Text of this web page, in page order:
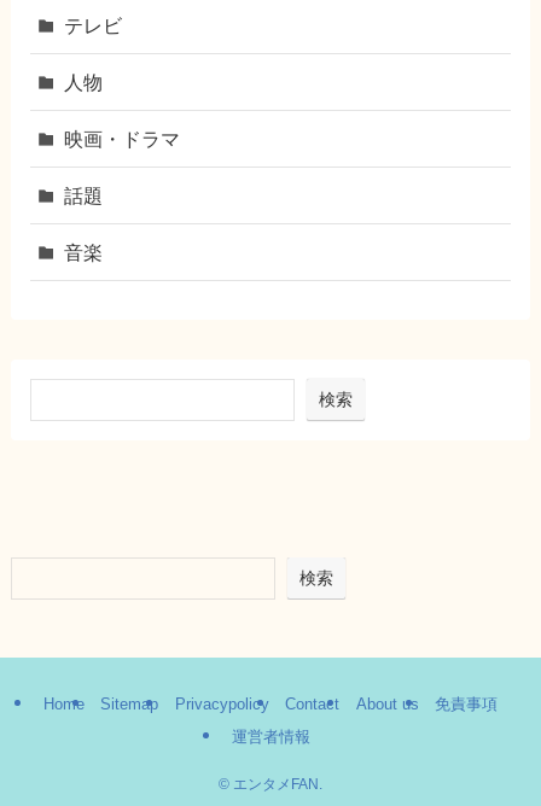
テレビ
人物
映画・ドラマ
話題
音楽
検索
検索
Home Sitemap Privacypolicy Contact About us
免責事項
運営者情報
© エンタメFAN.